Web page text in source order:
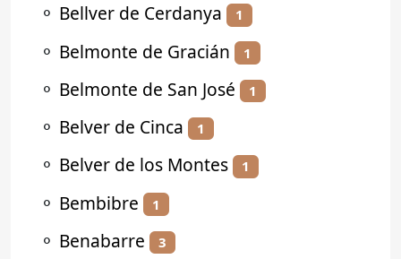
⚬ Bellver de Cerdanya 1
⚬ Belmonte de Gracián 1
⚬ Belmonte de San José 1
⚬ Belver de Cinca 1
⚬ Belver de los Montes 1
⚬ Bembibre 1
⚬ Benabarre 3